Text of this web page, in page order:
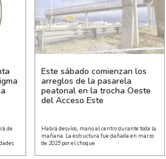
de
Este sábado comienzan los
arreglos de la pasarela
peatonal en la trocha Oeste
del Acceso Este
Habrá desvíos, mano al centro durante toda la
mañana. La estructura fue dañada en marzo
de 2025 por el choque